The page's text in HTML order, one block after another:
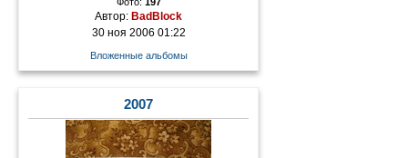
Автор:BadBlock
30 ноя 2006 01:22
Вложенные альбомы
2007